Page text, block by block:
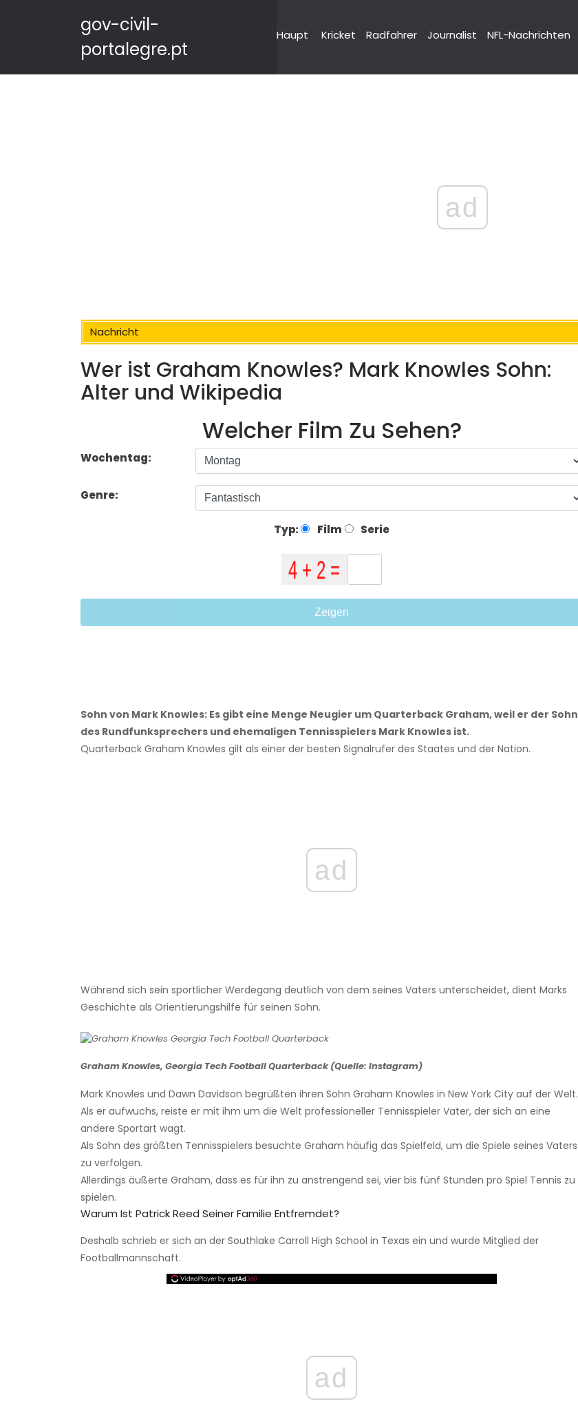
gov-civil-
portalegre.pt
Haupt Kricket Radfahrer Journalist NFL-Nachrichten
ad
Nachricht
Wer ist Graham Knowles? Mark Knowles Sohn:
Alter und Wikipedia
Welcher Film Zu Sehen?
Wochentag:
Genre:
Typ: Film Serie
Zeigen
Sohn von Mark Knowles: Es gibt eine Menge Neugier um Quarterback Graham, weil er der Sohn
des Rundfunksprechers und ehemaligen Tennisspielers Mark Knowles ist.
Quarterback Graham Knowles gilt als einer der besten Signalrufer des Staates und der Nation.
ad
Während sich sein sportlicher Werdegang deutlich von dem seines Vaters unterscheidet, dient Marks
Geschichte als Orientierungshilfe für seinen Sohn.
Graham Knowles, Georgia Tech Football Quarterback (Quelle: Instagram)
Mark Knowles und Dawn Davidson begrüßten ihren Sohn Graham Knowles in New York City auf der Welt.
Als er aufwuchs, reiste er mit ihm um die Welt professioneller Tennisspieler Vater, der sich an eine
andere Sportart wagt.
Als Sohn des größten Tennisspielers besuchte Graham häufig das Spielfeld, um die Spiele seines Vaters
zu verfolgen.
Allerdings äußerte Graham, dass es für ihn zu anstrengend sei, vier bis fünf Stunden pro Spiel Tennis zu
spielen.
Warum Ist Patrick Reed Seiner Familie Entfremdet?
Deshalb schrieb er sich an der Southlake Carroll High School in Texas ein und wurde Mitglied der
Footballmannschaft.
ad